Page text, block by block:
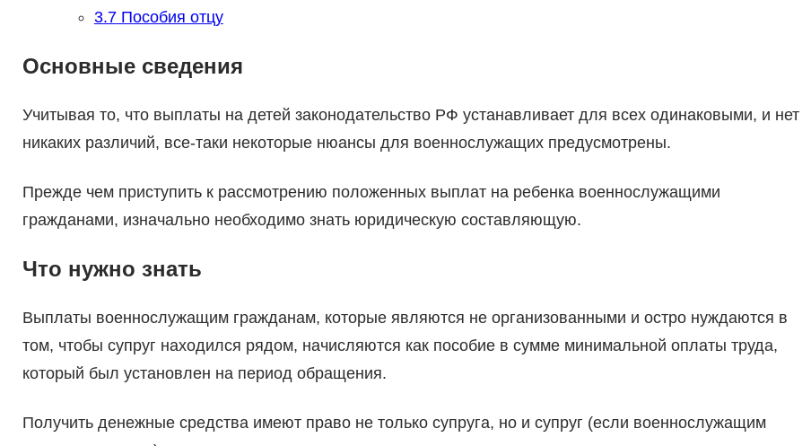
3.7Пособия отцу
Основные сведения
Учитывая то, что выплаты на детей законодательство РФ устанавливает для всех одинаковыми, и нет
никаких различий, все-таки некоторые нюансы для военнослужащих предусмотрены.
Прежде чем приступить к рассмотрению положенных выплат на ребенка военнослужащими
гражданами, изначально необходимо знать юридическую составляющую.
Что нужно знать
Выплаты военнослужащим гражданам, которые являются не организованными и остро нуждаются в
том, чтобы супруг находился рядом, начисляются как пособие в сумме минимальной оплаты труда,
который был установлен на период обращения.
Получить денежные средства имеют право не только супруга, но и супруг (если военнослужащим